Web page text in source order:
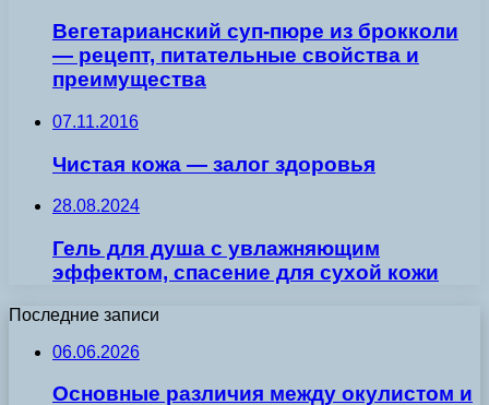
Вегетарианский суп-пюре из брокколи
— рецепт, питательные свойства и
преимущества
07.11.2016
Чистая кожа — залог здоровья
28.08.2024
Гель для душа с увлажняющим
эффектом, спасение для сухой кожи
Последние записи
06.06.2026
Основные различия между окулистом и